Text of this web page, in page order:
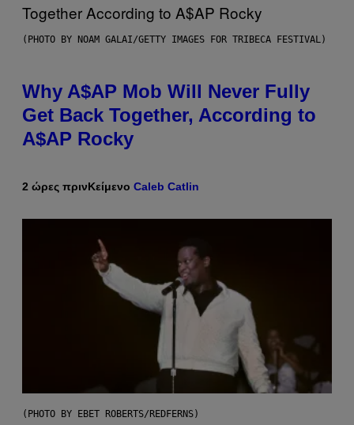
(PHOTO BY NOAM GALAI/GETTY IMAGES FOR TRIBECA FESTIVAL)
Why A$AP Mob Will Never Fully
Get Back Together, According to
A$AP Rocky
2 ώρες πρινΚείμενο Caleb Catlin
(PHOTO BY EBET ROBERTS/REDFERNS)